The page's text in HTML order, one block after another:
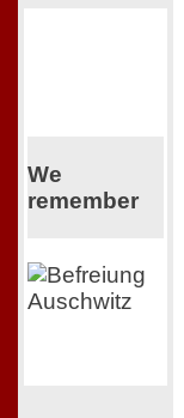
We
remember